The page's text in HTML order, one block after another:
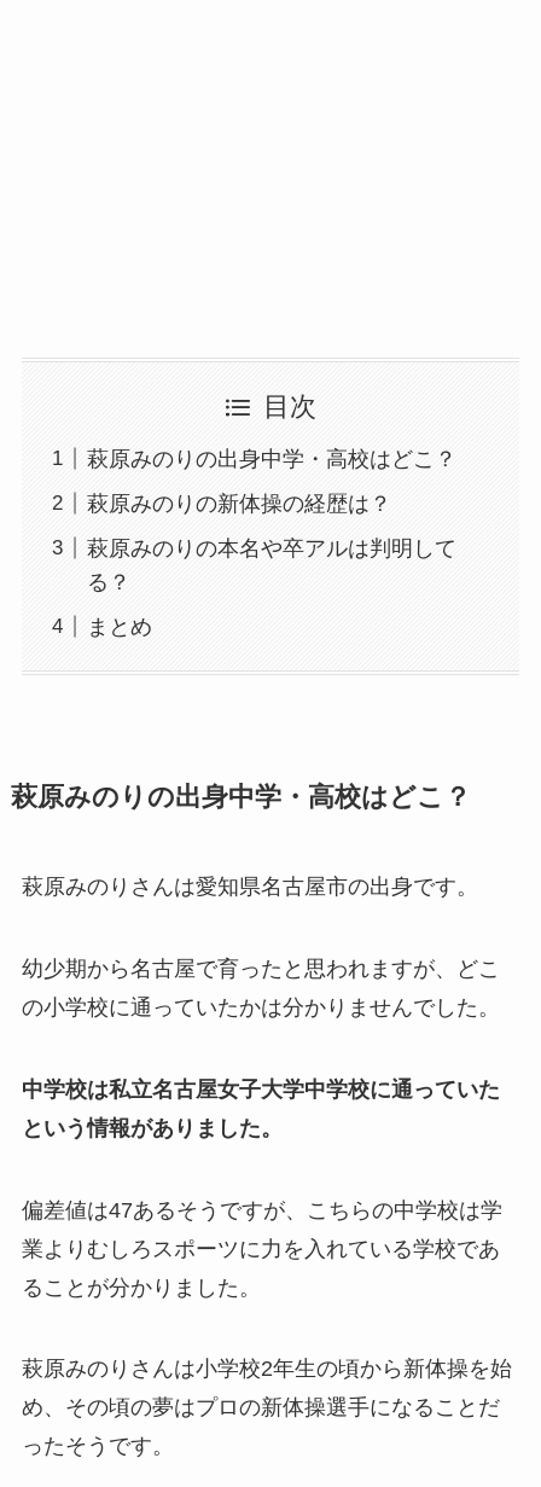
目次
萩原みのりの出身中学・高校はどこ？
萩原みのりの新体操の経歴は？
萩原みのりの本名や卒アルは判明して
る？
まとめ
萩原みのりの出身中学・高校はどこ？
萩原みのりさんは愛知県名古屋市の出身です。
幼少期から名古屋で育ったと思われますが、どこ
の小学校に通っていたかは分かりませんでした。
中学校は私立名古屋女子大学中学校に通っていた
という情報がありました。
偏差値は47あるそうですが、こちらの中学校は学
業よりむしろスポーツに力を入れている学校であ
ることが分かりました。
萩原みのりさんは小学校2年生の頃から新体操を始
め、その頃の夢はプロの新体操選手になることだ
ったそうです。